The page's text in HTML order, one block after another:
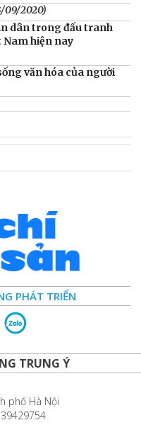
09/2020)
dân trong đấu tranh
hiện nay
văn hóa của người
PHÁT TRIỂN
TRUNG Ý
phố Hà Nội